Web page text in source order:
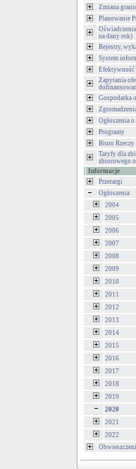
Zmiana
Planowanie
na dany rok)
Rejestry,
System
Efektywność
Zapytania
Gospodarka
Ogłoszenia
Programy
Biuro
Tatyfy dla
zbiorowego
Informacje
Przetargi
Ogłoszenia
2004
2005
2006
2007
2008
2009
2010
2011
2012
2013
2014
2015
2016
2017
2018
2019
2020
2021
2022